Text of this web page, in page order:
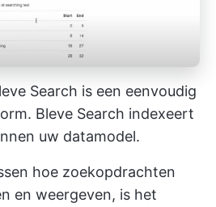
Search is een eenvoudig
Bleve Search indexeert
uw datamodel.
hoe zoekopdrachten
en weergeven, is het